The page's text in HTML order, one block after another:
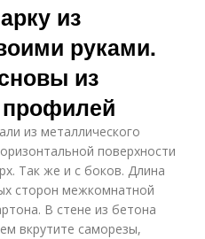
из
руками.
из
из металлического
поверхности
Так же и с боков. Длина
сторон межкомнатной
В стене из бетона
вкрутите саморезы,